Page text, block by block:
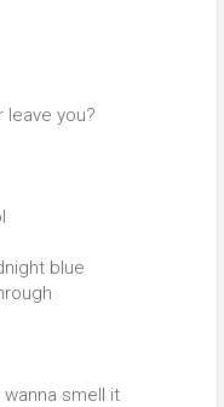
leave you?
blue
smell it